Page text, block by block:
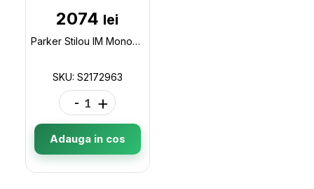
2074 lei
Parker Stilou IM Monochrome blue S2172963
SKU: S2172963
- +
Adauga in cos